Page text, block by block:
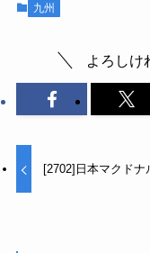
九州
よろしけ
[2702]日本マクドナ